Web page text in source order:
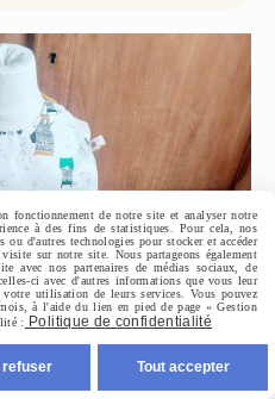
fonctionnement de notre site et analyser notre
à des fins de statistiques. Pour cela, nos
d'autres technologies pour stocker et accéder
sur notre site. Nous partageons également
avec nos partenaires de médias sociaux, de
ci avec d'autres informations que vous leur
utilisation de leurs services. Vous pouvez
à l'aide du lien en pied de page « Gestion
:
Politique de confidentialité
refuser Tout accepter